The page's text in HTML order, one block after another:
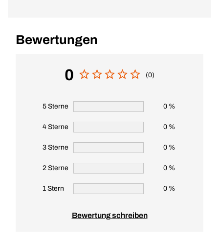
Bewertungen
0 (0)
5 Sterne 0 %
4 Sterne 0 %
3 Sterne 0 %
2 Sterne 0 %
1 Stern 0 %
Bewertung schreiben